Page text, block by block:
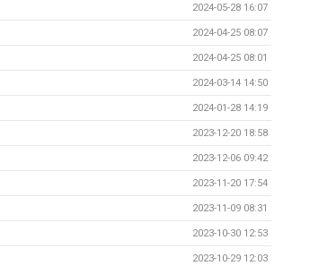
2024-05-28 16:07
2024-04-25 08:07
2024-04-25 08:01
2024-03-14 14:50
2024-01-28 14:19
2023-12-20 18:58
2023-12-06 09:42
2023-11-20 17:54
2023-11-09 08:31
2023-10-30 12:53
2023-10-29 12:03